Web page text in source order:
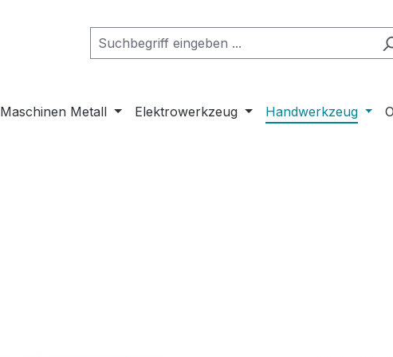
Maschinen Metall Elektrowerkzeug Handwerkzeug